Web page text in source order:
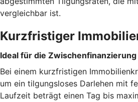
vergleichbar ist.
Kurzfristiger
Ideal für die Zwischenfinanzierung
Bei einem kurzfristigen
um ein tilgungsloses Darlehen mit
Laufzeit beträgt einen Tag bis